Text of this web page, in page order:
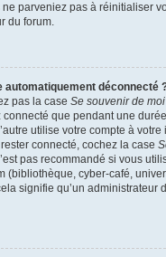
parveniez pas à réinitialiser
du forum.
automatiquement déconnecté
pas la case Se souvenir de moi
connecté que pendant une
utilise votre compte à
connecté, cochez la case
pas recommandé si vous
(bibliothèque, cyber-café,
signifie qu’un administrateur